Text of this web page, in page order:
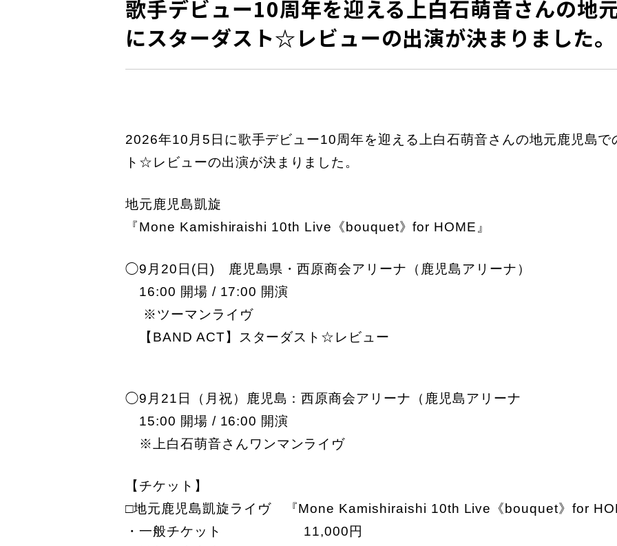
歌手デビュー10周年を迎える上白石萌音さんの地
にスターダスト☆レビューの出演が決まりました。
2026年10月5日に歌手デビュー10周年を迎える上白石萌音さんの地元鹿児島
ト☆レビューの出演が決まりました。
地元鹿児島凱旋
『Mone Kamishiraishi 10th Live《bouquet》for HOME』
◯9月20日(日) 鹿児島県・西原商会アリーナ（鹿児島アリーナ）
16:00 開場 / 17:00 開演
※ツーマンライヴ
【BAND ACT】スターダスト☆レビュー
◯9月21日（月祝）鹿児島：西原商会アリーナ（鹿児島アリーナ
15:00 開場 / 16:00 開演
※上白石萌音さんワンマンライヴ
【チケット】
□地元鹿児島凱旋ライヴ 『Mone Kamishiraishi 10th Live《bouquet》for
・一般チケット 11,000円